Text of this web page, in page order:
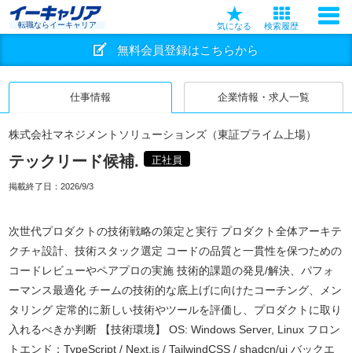
転職ならイーキャリア 気になる 検索履歴
無料会員登録はこちらから
仕事情報 企業情報・求人一覧
株式会社マネジメントソリューションズ（東証プライム上場）
テックリード候補. 正社員
掲載終了日： 2026/9/3
次世代プロダクトの技術戦略の策定と実行 プロダクト全体アーキテ
クチャ設計、技術スタック選定 コードの品質と一貫性を保つための
コードレビューやペアプロの実施 技術的課題の発見/解決、パフォ
ーマンス最適化 チームの技術的な底上げに向けたコーチング、メン
タリング 定常的に新しい技術やツールを評価し、プロダクトに取り
入れるべきか判断 【技術環境】 OS: Windows Server, Linux フロン
トエンド：TypeScript / Next.js / TailwindCSS / shadcn/ui バックエ